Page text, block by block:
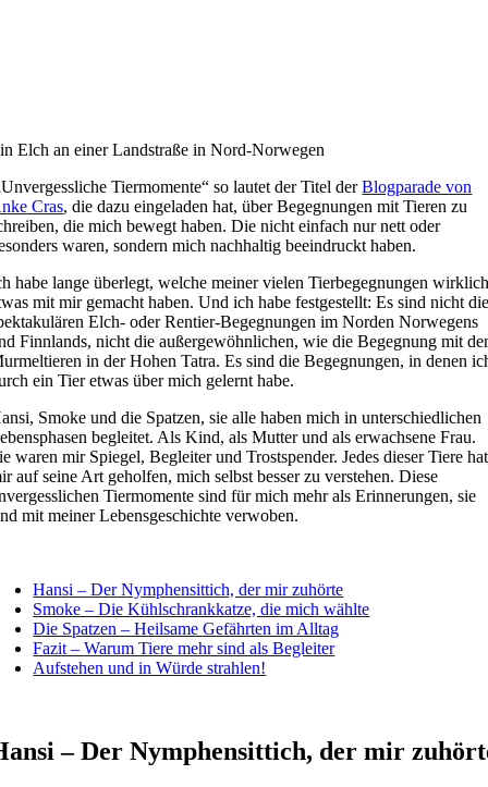
Elch an einer Landstraße in Nord-Norwegen
Tiermomente“ so lautet der Titel derBlogparade von
Cras, die dazu eingeladen hat, über Begegnungen mit Tieren zu
die mich bewegt haben. Die nicht einfach nur nett oder
waren, sondern mich nachhaltig beeindruckt haben.
habe lange überlegt, welche meiner vielen Tierbegegnungen
mit mir gemacht haben. Und ich habe festgestellt: Es sind nicht
Elch- oder Rentier-Begegnungen im Norden Norwegens
Finnlands, nicht die außergewöhnlichen, wie die Begegnung mit
in der Hohen Tatra. Es sind die Begegnungen, in denen
ein Tier etwas über mich gelernt habe.
Smoke und die Spatzen, sie alle haben mich in unterschiedlichen
begleitet. Als Kind, als Mutter und als erwachsene Frau.
waren mir Spiegel, Begleiter und Trostspender. Jedes dieser Tiere hat
auf seine Art geholfen, mich selbst besser zu verstehen. Diese
Tiermomente sind für mich mehr als Erinnerungen, sie
mit meiner Lebensgeschichte verwoben.
Hansi – Der Nymphensittich, der mir zuhörte
Smoke – Die Kühlschrankkatze, die mich wählte
Die Spatzen – Heilsame Gefährten im Alltag
Fazit – Warum Tiere mehr sind als Begleiter
Aufstehen und in Würde strahlen!
– Der Nymphensittich, der mir